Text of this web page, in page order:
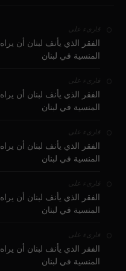
قارىء على
الفقر الذي يأنف لبنان أن
المنسية في لبنان
قارىء على
الفقر الذي يأنف لبنان أن
المنسية في لبنان
قارىء على
الفقر الذي يأنف لبنان أن
المنسية في لبنان
قارىء على
الفقر الذي يأنف لبنان أن
المنسية في لبنان
قارىء على
الفقر الذي يأنف لبنان أن
المنسية في لبنان